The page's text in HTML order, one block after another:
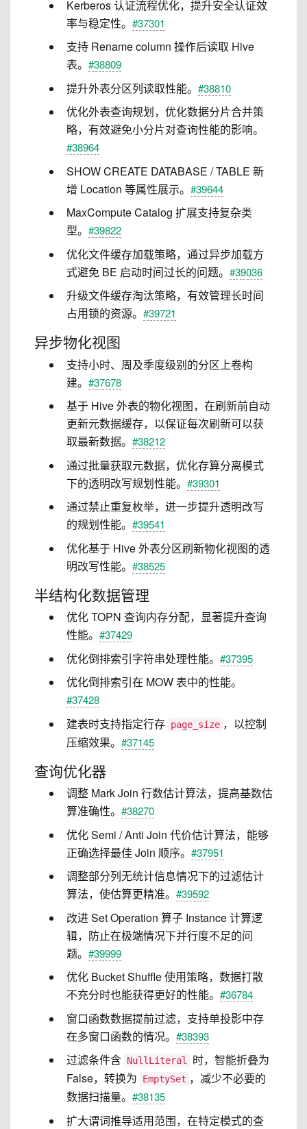
Kerberos 认证流程优化，提升安全认证效
率与稳定性。 #37301
支持 Rename column 操作后读取 Hive
表。 #38809
提升外表分区列读取性能。 #38810
优化外表查询规划，优化数据分片合并策
略，有效避免小分片对查询性能的影响。
#38964
SHOW CREATE DATABASE / TABLE 新
增 Location 等属性展示。 #39644
MaxCompute Catalog 扩展支持复杂类
型。 #39822
优化文件缓存加载策略，通过异步加载方
式避免 BE 启动时间过长的问题。 #39036
升级文件缓存淘汰策略，有效管理长时间
占用锁的资源。 #39721
异步物化视图
支持小时、周及季度级别的分区上卷构
建。 #37678
基于 Hive 外表的物化视图，在刷新前自动
更新元数据缓存，以保证每次刷新可以获
取最新数据。 #38212
通过批量获取元数据，优化存算分离模式
下的透明改写规划性能。 #39301
通过禁止重复枚举，进一步提升透明改写
的规划性能。 #39541
优化基于 Hive 外表分区刷新物化视图的透
明改写性能。 #38525
半结构化数据管理
优化 TOPN 查询内存分配，显著提升查询
性能。 #37429
优化倒排索引字符串处理性能。 #37395
优化倒排索引在 MOW 表中的性能。
#37428
建表时支持指定行存 page_size ，以控制
压缩效果。 #37145
查询优化器
调整 Mark Join 行数估计算法，提高基数估
算准确性。 #38270
优化 Semi / Anti Join 代价估计算法，能够
正确选择最佳 Join 顺序。 #37951
调整部分列无统计信息情况下的过滤估计
算法，使估算更精准。 #39592
改进 Set Operation 算子 Instance 计算逻
辑，防止在极端情况下并行度不足的问
题。 #39999
优化 Bucket Shuffle 使用策略，数据打散
不充分时也能获得更好的性能。 #36784
窗口函数数据提前过滤，支持单投影中存
在多窗口函数的情况。 #38393
过滤条件含 NullLiteral
时，智能折叠为
False，转换为
EmptySet ，减少不必要的
数据扫描量。 #38135
扩大谓词推导适用范围，在特定模式的查